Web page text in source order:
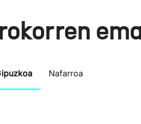
Nafarroa